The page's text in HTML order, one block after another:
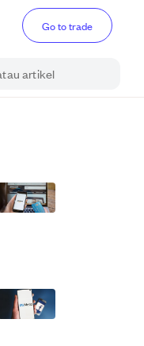
Go to trade
artikel